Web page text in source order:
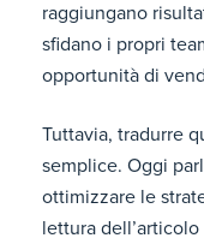
raggiungano
sfidano i propri
opportunità di
Tuttavia, tradurre
semplice. Oggi
ottimizzare le
lettura